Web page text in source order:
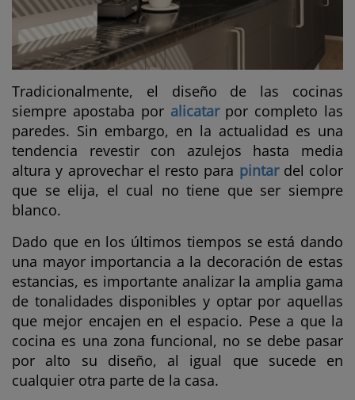
Tradicionalmente, el diseño de las cocinas
siempre apostaba por alicatarpor completo las
paredes. Sin embargo, en la actualidad es una
tendencia revestir con azulejos hasta media
altura y aprovechar el resto para pintardel color
que se elija, el cual no tiene que ser siempre
blanco.
Dado que en los últimos tiempos se está dando
una mayor importancia a la decoración de estas
estancias, es importante analizar la amplia gama
de tonalidades disponibles y optar por aquellas
que mejor encajen en el espacio. Pese a que la
cocina es una zona funcional, no se debe pasar
por alto su diseño, al igual que sucede en
cualquier otra parte de la casa.